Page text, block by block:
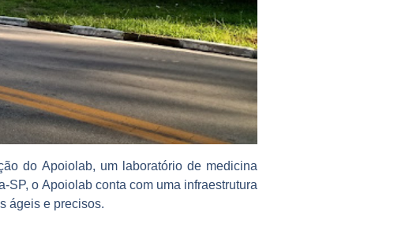
do Apoiolab, um laboratório de medicina
o Apoiolab conta com uma infraestrutura
ágeis e precisos.